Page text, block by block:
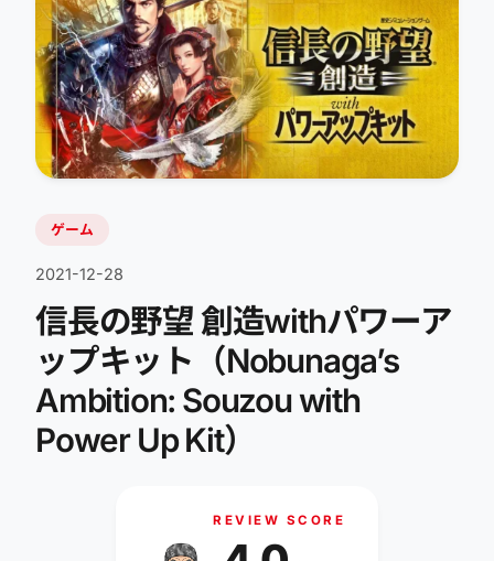
ゲーム
2021-12-28
信長の野望 創造withパワーア
ップキット（Nobunaga’s
Ambition: Souzou with
Power Up Kit）
REVIEW SCORE